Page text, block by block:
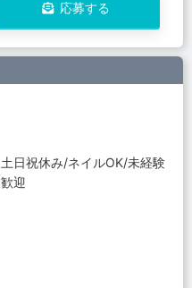
応募する
土日祝休み/ネイルOK/未経験
歓迎